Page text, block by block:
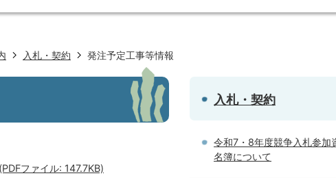
入札・契約 発注予定工事等情報
ファイル: 147.7KB)
入札・契約
令和7・8年度競争入札参加
名簿について